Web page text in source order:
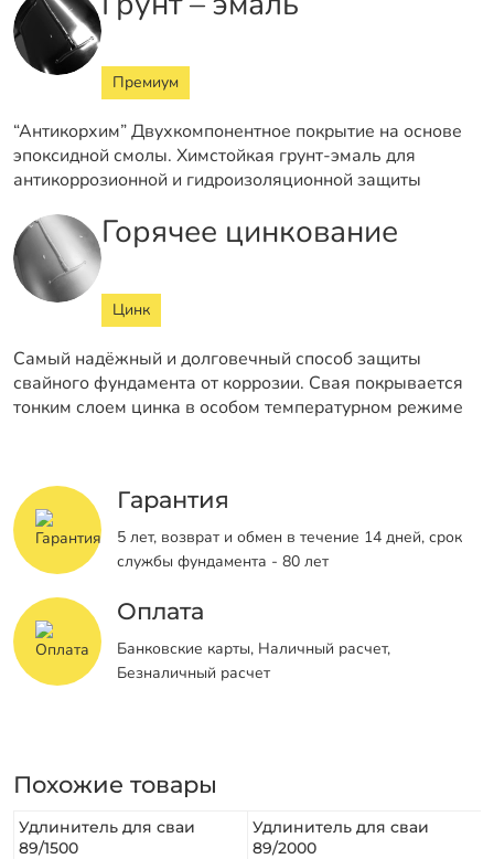
Премиум
“Антикорхим” Двухкомпонентное покрытие на основе
эпоксидной смолы. Химстойкая грунт-эмаль для
антикоррозионной и гидроизоляционной защиты
Горячее цинкование
Цинк
Самый надёжный и долговечный способ защиты
свайного фундамента от коррозии. Свая покрывается
тонким слоем цинка в особом температурном режиме
Гарантия
5 лет, возврат и обмен в течение 14 дней, срок
службы фундамента - 80 лет
Оплата
Банковские карты, Наличный расчет,
Безналичный расчет
Похожие товары
Удлинитель для сваи
89/1500
Удлинитель для сваи
89/2000